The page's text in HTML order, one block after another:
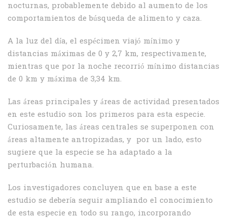
nocturnas, probablemente debido al aumento de los
comportamientos de búsqueda de alimento y caza.
A la luz del día, el espécimen viajó mínimo y
distancias máximas de 0 y 2,7 ​​km, respectivamente,
mientras que por la noche recorrió mínimo distancias
de 0 km y máxima de 3,34 km.
Las áreas principales y áreas de actividad presentados
en este estudio son los primeros para esta especie.
Curiosamente, las áreas centrales se superponen con
áreas altamente antropizadas, y por un lado, esto
sugiere que la especie se ha adaptado a la
perturbación humana.
Los investigadores concluyen que en base a este
estudio se debería seguir ampliando el conocimiento
de esta especie en todo su rango, incorporando